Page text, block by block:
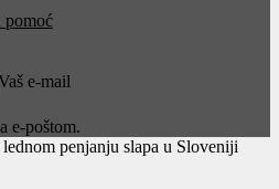
pomoć
e-mail
e-poštom.
penjanju slapa u Sloveniji